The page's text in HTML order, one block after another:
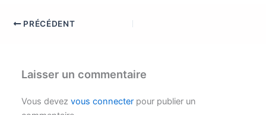
PRÉCÉDENT
Laisser un commentaire
Vous devezvous connecter pour publier un